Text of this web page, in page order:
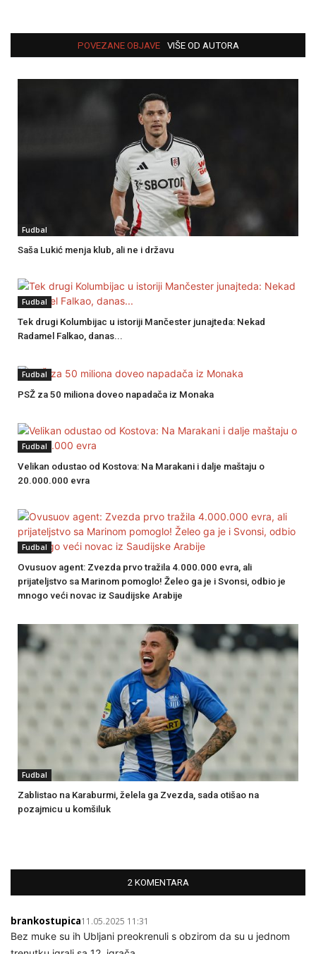
POVEZANE OBJAVE VIŠE OD AUTORA
Fudbal
Saša Lukić menja klub, ali ne i državu
Fudbal
Tek drugi Kolumbijac u istoriji Mančester junajteda: Nekad
Radamel Falkao, danas...
Fudbal
PSŽ za 50 miliona doveo napadača iz Monaka
Fudbal
Velikan odustao od Kostova: Na Marakani i dalje maštaju o
20.000.000 evra
Fudbal
Ovusuov agent: Zvezda prvo tražila 4.000.000 evra, ali
prijateljstvo sa Marinom pomoglo! Želeo ga je i Svonsi, odbio je
mnogo veći novac iz Saudijske Arabije
Fudbal
Zablistao na Karaburmi, želela ga Zvezda, sada otišao na
pozajmicu u komšiluk
2 KOMENTARA
brankostupica11.05.2025 11:31
Bez muke su ih Ubljani preokrenuli s obzirom da su u jednom